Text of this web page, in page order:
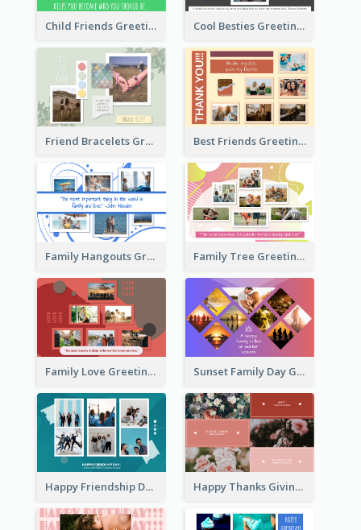
Child Friends Greeting Card Cool Besties Greeting Card
Friend Bracelets Greeting Card Best Friends Greeting Card
Family Hangouts Greeting Card Family Tree Greeting Card
Family Love Greeting Card Sunset Family Day Greeting Card
Happy Friendship Day Greeting Card Happy Thanks Giving Greeting Card